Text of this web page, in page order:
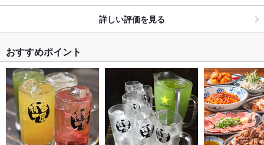
詳しい評価を見る
おすすめポイント